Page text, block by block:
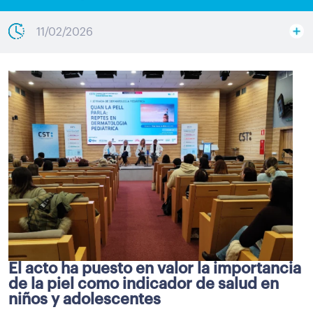
11/02/2026
El acto ha puesto en valor la importancia
de la piel como indicador de salud en
niños y adolescentes